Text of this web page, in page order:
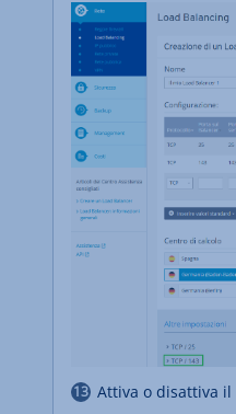
Attiva o disattiva il